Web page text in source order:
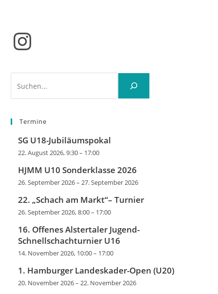
Instagram
Termine
SG U18-Jubiläumspokal
22. August 2026, 9:30– 17:00
HJMM U10 Sonderklasse 2026
26. September 2026–27. September 2026
22. „Schach am Markt“– Turnier
26. September 2026, 8:00– 17:00
16. Offenes Alstertaler Jugend-
Schnellschachturnier U16
14. November 2026, 10:00– 17:00
1. Hamburger Landeskader-Open (U20)
20. November 2026–22. November 2026